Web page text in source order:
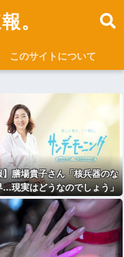
。
このサイトについて
】膳場貴子さん「核兵器のな
…現実はどうなのでしょう」
長崎原爆投下から81
年・・・・・・・・・